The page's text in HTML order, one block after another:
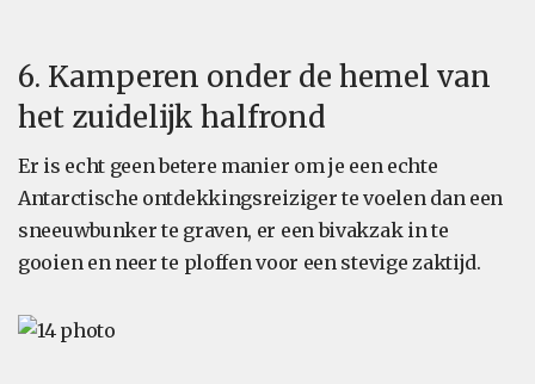
6. Kamperen onder de hemel van
het zuidelijk halfrond
Er is echt geen betere manier om je een echte
Antarctische ontdekkingsreiziger te voelen dan een
sneeuwbunker te graven, er een bivakzak in te
gooien en neer te ploffen voor een stevige zaktijd.